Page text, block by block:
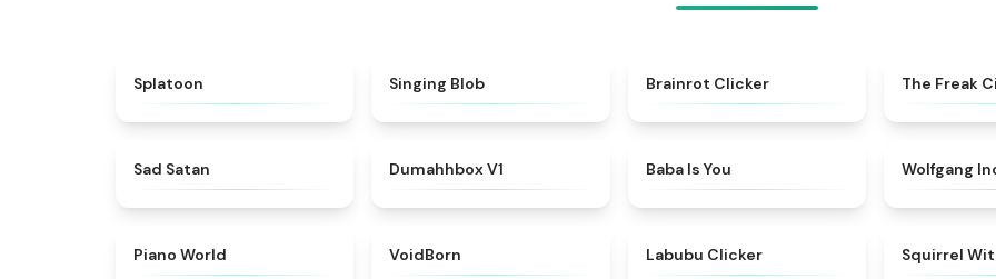
Splatoon Singing Blob Brainrot Clicker The Freak
Sad Satan Dumahhbox V1 Baba Is You Wolfgang
Piano World VoidBorn Labubu Clicker Squirrel